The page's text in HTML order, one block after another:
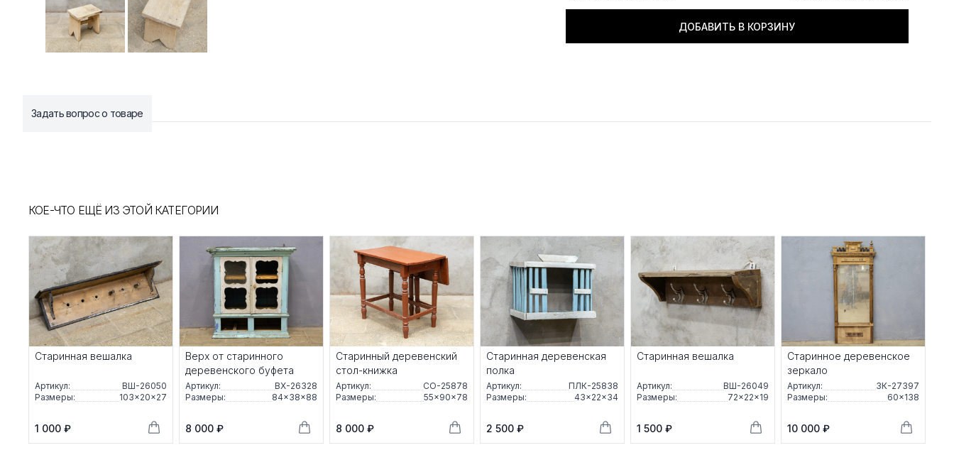
ДОБАВИТЬ В КОРЗИНУ
Задать вопрос о товаре
КОЕ-ЧТО ЕЩЁ ИЗ ЭТОЙ КАТЕГОРИИ
Старинная вешалка
Артикул:
ВШ-26050
Размеры:
103×20×27
1 000 ₽
Верх от старинного
деревенского буфета
Артикул:
ВХ-26328
Размеры:
84×38×88
8 000 ₽
Старинный деревенский
стол-книжка
Артикул:
СО-25878
Размеры:
55×90×78
8 000 ₽
Старинная деревенская
полка
Артикул:
ПЛК-25838
Размеры:
43×22×34
2 500 ₽
Старинная вешалка
Артикул:
ВШ-26049
Размеры:
72×22×19
1 500 ₽
Старинное деревенское
зеркало
Артикул:
ЗК-27397
Размеры:
60×138
10 000 ₽